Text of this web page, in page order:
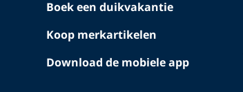
Boek een duikvakantie
Koop merkartikelen
Download de mobiele app